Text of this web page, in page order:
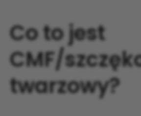
Co to jest
CMF/
twarzowy?